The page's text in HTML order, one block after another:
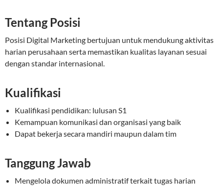
Tentang Posisi
Posisi Digital Marketing bertujuan untuk mendukung aktivitas
harian perusahaan serta memastikan kualitas layanan sesuai
dengan standar internasional.
Kualifikasi
Kualifikasi pendidikan: lulusan S1
Kemampuan komunikasi dan organisasi yang baik
Dapat bekerja secara mandiri maupun dalam tim
Tanggung Jawab
Mengelola dokumen administratif terkait tugas harian